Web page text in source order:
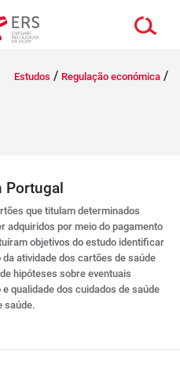
Estudos / Regulação económica /
Portugal
que titulam determinados
adquiridos por meio do pagamento
objetivos do estudo identificar
atividade dos cartões de saúde
hipóteses sobre eventuais
qualidade dos cuidados de saúde
saúde.